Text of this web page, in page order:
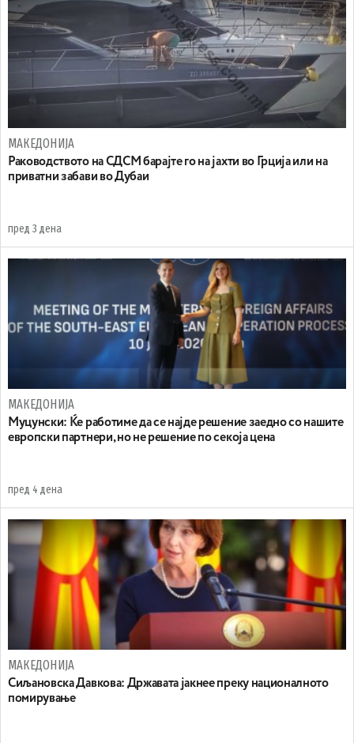
МАКЕДОНИЈА
Раководството на СДСМ барајте го на јахти во Грција или на
приватни забави во Дубаи
пред 3 дена
МАКЕДОНИЈА
Муцунски: Ќе работиме да се најде решение заедно со нашите
европски партнери, но не решение по секоја цена
пред 4 дена
МАКЕДОНИЈА
Сиљановска Давкова: Државата јакнее преку националното
помирување